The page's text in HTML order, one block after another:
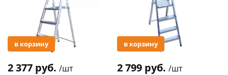
в корзину
2 377 руб. /шт
в корзину
2 799 руб. /шт